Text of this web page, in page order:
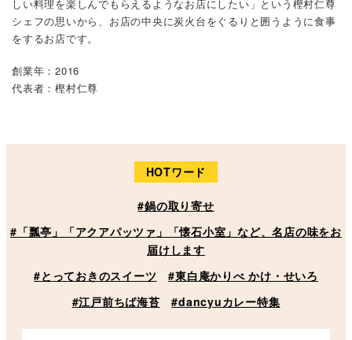
しい料理を楽しんでもらえるようなお店にしたい」という樫村仁尊
シェフの思いから、お店の中央に炭火台をぐるりと囲うように食事
をするお店です。
創業年：2016
代表者：樫村仁尊
HOTワード
#鍋の取り寄せ
#「瓢亭」「アクアパッツァ」「懐石小室」など、名店の味をお
届けします
#とっておきのスイーツ
#東白庵かりべ かけ・せいろ
#江戸前ちば海苔
#dancyuカレー特集